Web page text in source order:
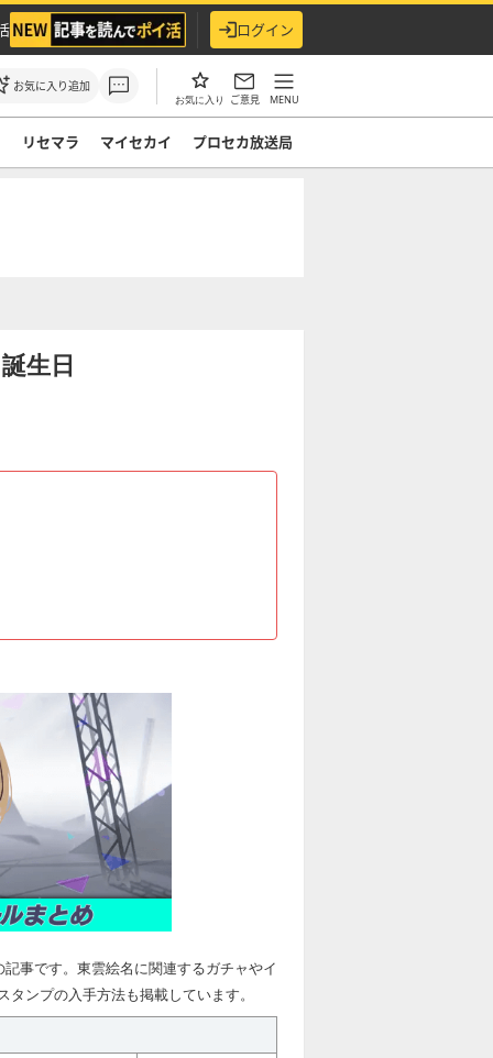
ログイン
お気に入り追加
お気に入り ご意見 MENU
リセマラ マイセカイ プロセカ放送局
生日
事です。東雲絵名に関連するガチャやイ
ンプの入手方法も掲載しています。